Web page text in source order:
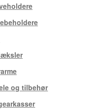
og tilbehør